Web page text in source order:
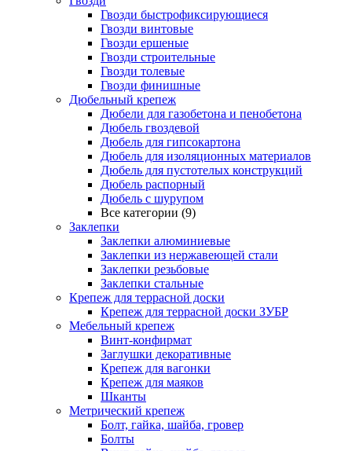
Гвозди быстрофиксирующиеся
Гвозди винтовые
Гвозди ершеные
Гвозди строительные
Гвозди толевые
Гвозди финишные
Дюбельный крепеж
Дюбели для газобетона и пенобетона
Дюбель гвоздевой
Дюбель для гипсокартона
Дюбель для изоляционных материалов
Дюбель для пустотелых конструкций
Дюбель распорный
Дюбель с шурупом
Все категории (9)
Заклепки
Заклепки алюминиевые
Заклепки из нержавеющей стали
Заклепки резьбовые
Заклепки стальные
Крепеж для террасной доски
Крепеж для террасной доски ЗУБР
Мебельный крепеж
Винт-конфирмат
Заглушки декоративные
Крепеж для вагонки
Крепеж для маяков
Шканты
Метрический крепеж
Болт, гайка, шайба, гровер
Болты